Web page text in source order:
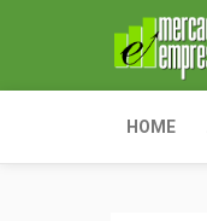
HOME